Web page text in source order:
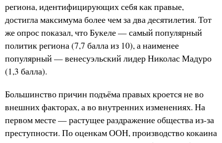
региона, идентифицирующих себя как правые,
достигла максимума более чем за два десятилетия. Тот
же опрос показал, что Букеле — самый популярный
политик региона (7,7 балла из 10), а наименее
популярный — венесуэльский лидер Николас Мадуро
(1,3 балла).
Большинство причин подъёма правых кроется не во
внешних факторах, а во внутренних изменениях. На
первом месте — растущее раздражение общества из-за
преступности. По оценкам ООН, производство кокаина